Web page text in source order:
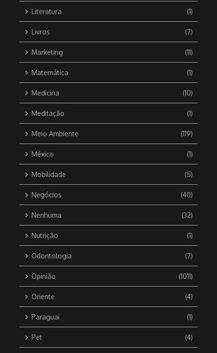
Literatura (1)
Livros (7)
Marketing (11)
Matemática (1)
Medicina (10)
Meditação (1)
Meio Ambiente (119)
México (1)
Mobilidade (5)
Negócios (40)
Nenhuma (32)
Nutrição (1)
Odontologia (7)
Opinião (1011)
Oriente (4)
Paraguai (1)
Pet (4)